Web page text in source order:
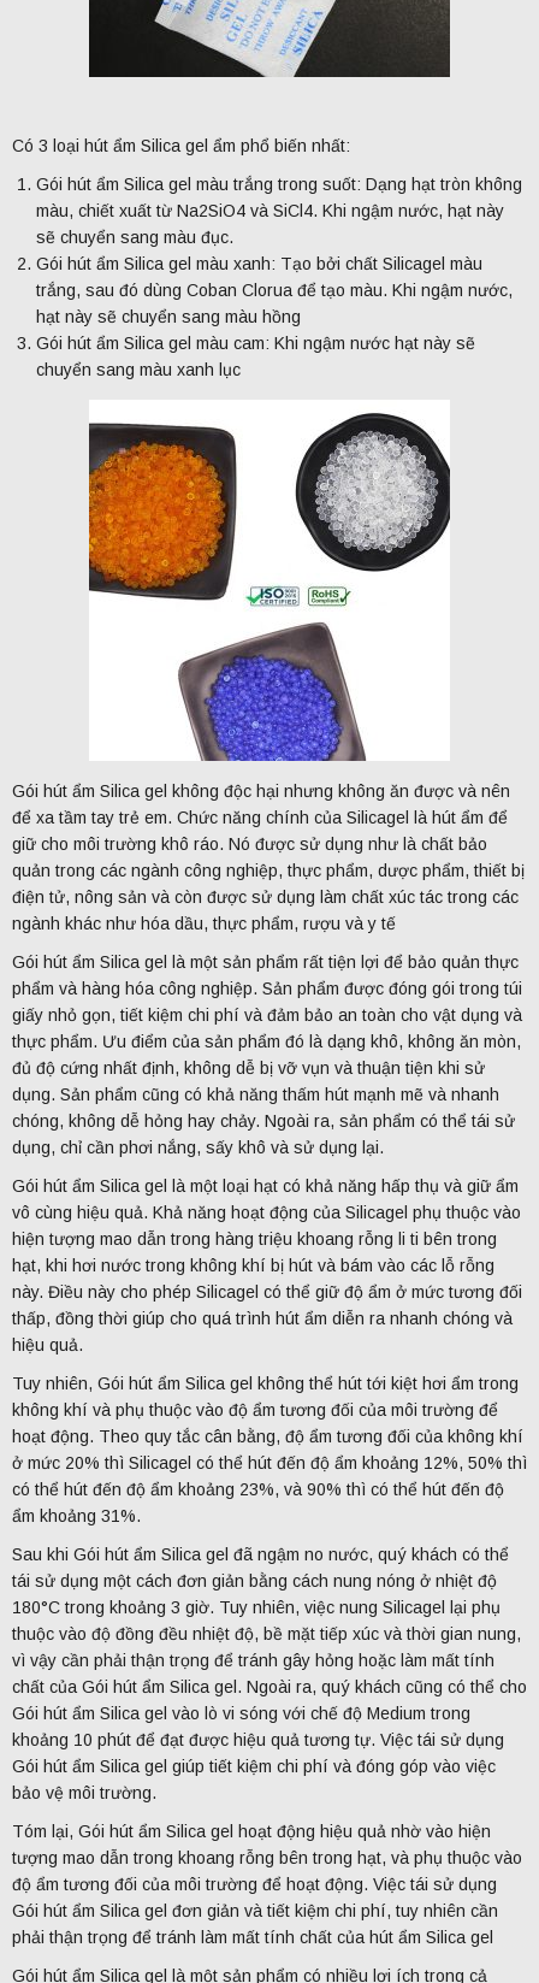
Có 3 loại hút ẩm Silica gel ẩm phổ biến nhất:
Gói hút ẩm Silica gel màu trắng trong suốt: Dạng hạt tròn không
màu, chiết xuất từ Na2SiO4 và SiCl4. Khi ngậm nước, hạt này
sẽ chuyển sang màu đục.
Gói hút ẩm Silica gel màu xanh: Tạo bởi chất Silicagel màu
trắng, sau đó dùng Coban Clorua để tạo màu. Khi ngậm nước,
hạt này sẽ chuyển sang màu hồng
Gói hút ẩm Silica gel màu cam: Khi ngậm nước hạt này sẽ
chuyển sang màu xanh lục
Gói hút ẩm Silica gel không độc hại nhưng không ăn được và nên
để xa tầm tay trẻ em. Chức năng chính của Silicagel là hút ẩm để
giữ cho môi trường khô ráo. Nó được sử dụng như là chất bảo
quản trong các ngành công nghiệp, thực phẩm, dược phẩm, thiết bị
điện tử, nông sản và còn được sử dụng làm chất xúc tác trong các
ngành khác như hóa dầu, thực phẩm, rượu và y tế
Gói hút ẩm Silica gel là một sản phẩm rất tiện lợi để bảo quản thực
phẩm và hàng hóa công nghiệp. Sản phẩm được đóng gói trong túi
giấy nhỏ gọn, tiết kiệm chi phí và đảm bảo an toàn cho vật dụng và
thực phẩm. Ưu điểm của sản phẩm đó là dạng khô, không ăn mòn,
đủ độ cứng nhất định, không dễ bị vỡ vụn và thuận tiện khi sử
dụng. Sản phẩm cũng có khả năng thấm hút mạnh mẽ và nhanh
chóng, không dễ hỏng hay chảy. Ngoài ra, sản phẩm có thể tái sử
dụng, chỉ cần phơi nắng, sấy khô và sử dụng lại.
Gói hút ẩm Silica gel là một loại hạt có khả năng hấp thụ và giữ ẩm
vô cùng hiệu quả. Khả năng hoạt động của Silicagel phụ thuộc vào
hiện tượng mao dẫn trong hàng triệu khoang rỗng li ti bên trong
hạt, khi hơi nước trong không khí bị hút và bám vào các lỗ rỗng
này. Điều này cho phép Silicagel có thể giữ độ ẩm ở mức tương đối
thấp, đồng thời giúp cho quá trình hút ẩm diễn ra nhanh chóng và
hiệu quả.
Tuy nhiên, Gói hút ẩm Silica gel không thể hút tới kiệt hơi ẩm trong
không khí và phụ thuộc vào độ ẩm tương đối của môi trường để
hoạt động. Theo quy tắc cân bằng, độ ẩm tương đối của không khí
ở mức 20% thì Silicagel có thể hút đến độ ẩm khoảng 12%, 50% thì
có thể hút đến độ ẩm khoảng 23%, và 90% thì có thể hút đến độ
ẩm khoảng 31%.
Sau khi Gói hút ẩm Silica gel đã ngậm no nước, quý khách có thể
tái sử dụng một cách đơn giản bằng cách nung nóng ở nhiệt độ
180°C trong khoảng 3 giờ. Tuy nhiên, việc nung Silicagel lại phụ
thuộc vào độ đồng đều nhiệt độ, bề mặt tiếp xúc và thời gian nung,
vì vậy cần phải thận trọng để tránh gây hỏng hoặc làm mất tính
chất của Gói hút ẩm Silica gel. Ngoài ra, quý khách cũng có thể cho
Gói hút ẩm Silica gel vào lò vi sóng với chế độ Medium trong
khoảng 10 phút để đạt được hiệu quả tương tự. Việc tái sử dụng
Gói hút ẩm Silica gel giúp tiết kiệm chi phí và đóng góp vào việc
bảo vệ môi trường.
Tóm lại, Gói hút ẩm Silica gel hoạt động hiệu quả nhờ vào hiện
tượng mao dẫn trong khoang rỗng bên trong hạt, và phụ thuộc vào
độ ẩm tương đối của môi trường để hoạt động. Việc tái sử dụng
Gói hút ẩm Silica gel đơn giản và tiết kiệm chi phí, tuy nhiên cần
phải thận trọng để tránh làm mất tính chất của hút ẩm Silica gel
Gói hút ẩm Silica gel là một sản phẩm có nhiều lợi ích trong cả